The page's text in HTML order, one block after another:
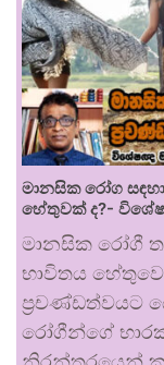
මානසික රෝග
හේතුවක් ද?-
මානසික රෝගී
භාවිතය
ප්‍රචණ්ඩත්වයට
රෝගීන්ගේ